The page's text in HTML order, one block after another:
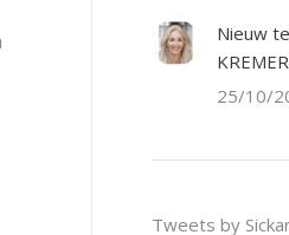
Nieuw
25/10/
Tweets by